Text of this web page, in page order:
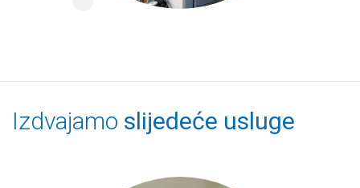
Izdvajamo slijedeće usluge